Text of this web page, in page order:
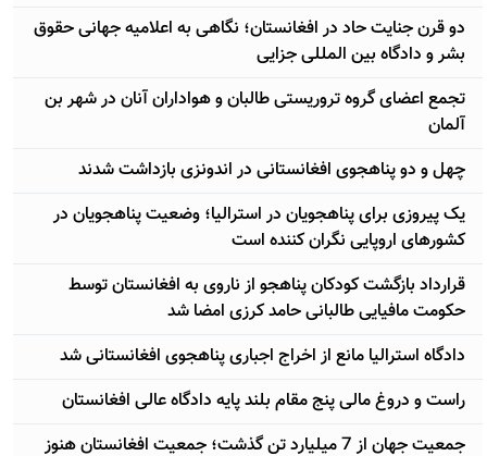
دو قرن جنایت حاد در افغانستان؛ نگاهی به اعلامیه جهانی حقوق
بشر و دادگاه بین المللی جزایی
تجمع اعضای گروه تروریستی طالبان و هواداران آنان در شهر بن
آلمان
چهل و دو پناهجوی افغانستانی در اندونزی بازداشت شدند
یک پیروزی برای پناهجویان در استرالیا؛ وضعیت پناهجویان در
کشورهای اروپایی نگران کننده است
قرارداد بازگشت کودکان پناهجو از ناروی به افغانستان توسط
حکومت مافیایی طالبانی حامد کرزی امضا شد
دادگاه استرالیا مانع از اخراج اجباری پناهجوی افغانستانی شد
راست و دروغ مالی پنج مقام بلند پایه دادگاه عالی افغانستان
جمعیت جهان از 7 میلیارد تن گذشت؛ جمعیت افغانستان هنوز